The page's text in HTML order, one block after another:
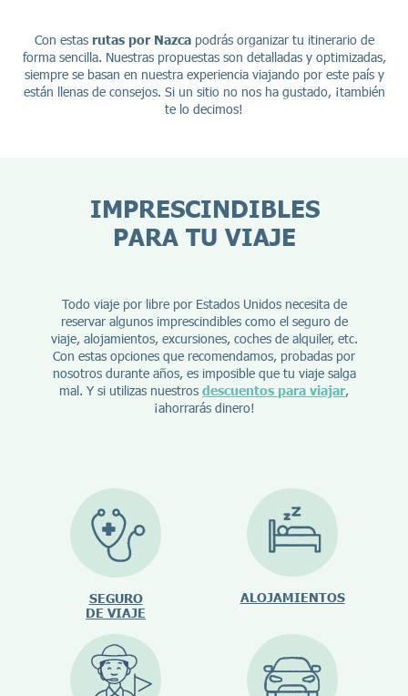
Con estas rutas por Nazcapodrás organizar tu itinerario de
forma sencilla. Nuestras propuestas son detalladas y optimizadas,
siempre se basan en nuestra experiencia viajando por este país y
están llenas de consejos. Si un sitio no nos ha gustado, ¡también
te lo decimos!
IMPRESCINDIBLES
PARA TU VIAJE
Todo viaje por libre por Estados Unidos necesita de
reservar algunos imprescindibles como el seguro de
viaje, alojamientos, excursiones, coches de alquiler, etc.
Con estas opciones que recomendamos, probadas por
nosotros durante años, es imposible que tu viaje salga
mal. Y si utilizas nuestros descuentos para viajar,
¡ahorrarás dinero!
SEGURO
DE VIAJE
ALOJAMIENTOS